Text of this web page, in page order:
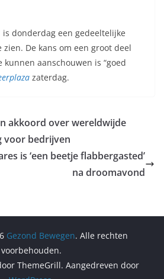
donderdag een gedeeltelijke
De kans om een groot deel
aanschouwen is “goed
zaterdag.
akkoord over wereldwijde
voor bedrijven
is ‘een beetje flabbergasted’
na droomavond
Gezond Bewegen. Alle rechten
voorbehouden.
ThemeGrill. Aangedreven door